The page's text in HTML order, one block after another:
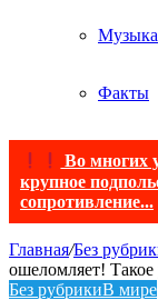
Музыка
Факты
Во многих
крупное
сопротивление...
Главная/Без
ошеломляет!
Без рубрикиВ мире